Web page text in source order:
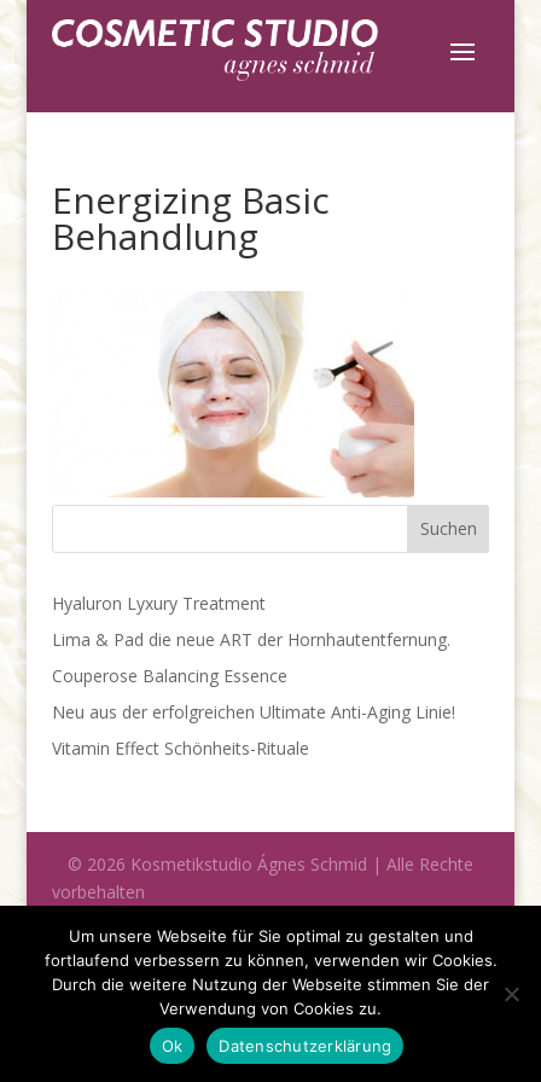
Energizing Basic
Behandlung
Hyaluron Lyxury Treatment
Lima & Pad die neue ART der Hornhautentfernung.
Couperose Balancing Essence
Neu aus der erfolgreichen Ultimate Anti-Aging Linie!
Vitamin Effect Schönheits-Rituale
© 2026 Kosmetikstudio Ágnes Schmid | Alle Rechte
vorbehalten
Um unsere Webseite für Sie optimal zu gestalten und
fortlaufend verbessern zu können, verwenden wir Cookies.
Durch die weitere Nutzung der Webseite stimmen Sie der
Verwendung von Cookies zu.
Ok
Datenschutzerklärung